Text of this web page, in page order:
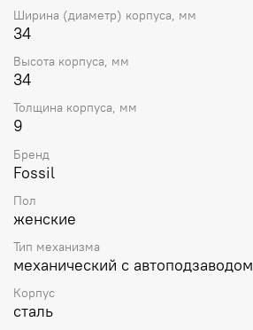
Ширина (диаметр) корпуса, мм
34
Высота корпуса, мм
34
Толщина корпуса, мм
9
Бренд
Fossil
Пол
женские
Тип механизма
механический с автоподзаводом
Корпус
сталь